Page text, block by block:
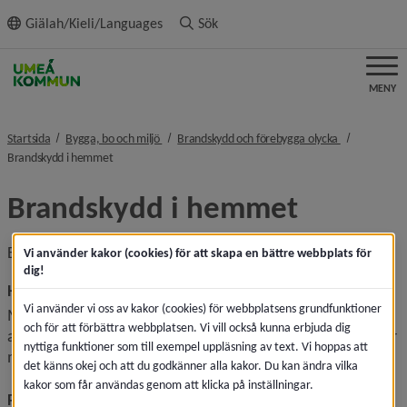
innehållet
Giälah/Kieli/Languages Sök
MENY
Startsida Bygga, bo och miljö nivå i brödsmulenavigeringen
Brandskydd och förebygga olycka
nivå i
Brandskydd i hemmetnivå i brödsmulenavigeringen
Brandskydd i hemmet
Brandvarnare och brandsläckare är en billig livförsäkring.
Ha en fungerande brandvarnare
Med en fungerande brandvarnare i taket ökar chanserna
att du ska kunna ta dig ut om det börjar brinna. Varje år dör
mer än hundra människor i bränder, de flesta i sin bostad.
Placera brandvarnaren rätt
Vi använder kakor (cookies) för att skapa en bättre webbplats för
dig!
Vi använder vi oss av kakor (cookies) för webbplatsens grundfunktioner
och för att förbättra webbplatsen. Vi vill också kunna erbjuda dig
nyttiga funktioner som till exempel uppläsning av text. Vi hoppas att
det känns okej och att du godkänner alla kakor. Du kan ändra vilka
kakor som får användas genom att klicka på inställningar.